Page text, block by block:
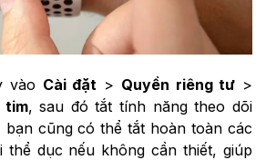
vào Cài đặt > Quyền riêng tư >
tim, sau đó tắt tính năng theo dõi
bạn cũng có thể tắt hoàn toàn các
thể dục nếu không cần thiết, giúp